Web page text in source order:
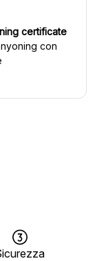
certificate
con